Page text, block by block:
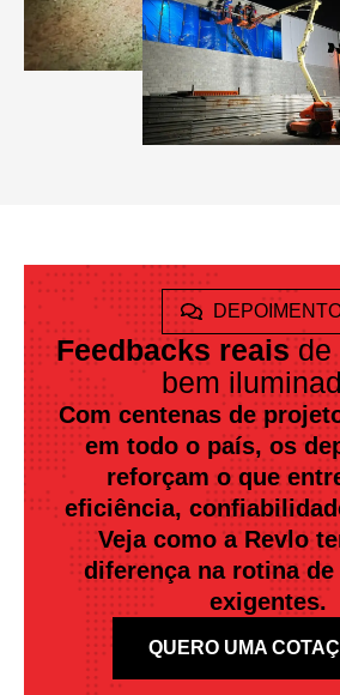
Feedbacks reaisde
bem
Com centenas de
em todo o país, os
reforçam o que
eficiência,
Veja como a Revlo
diferença na rotina de
exigentes.
QUERO UMA